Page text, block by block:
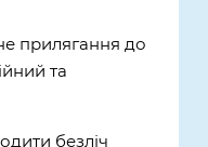
прилягання до
та
безліч